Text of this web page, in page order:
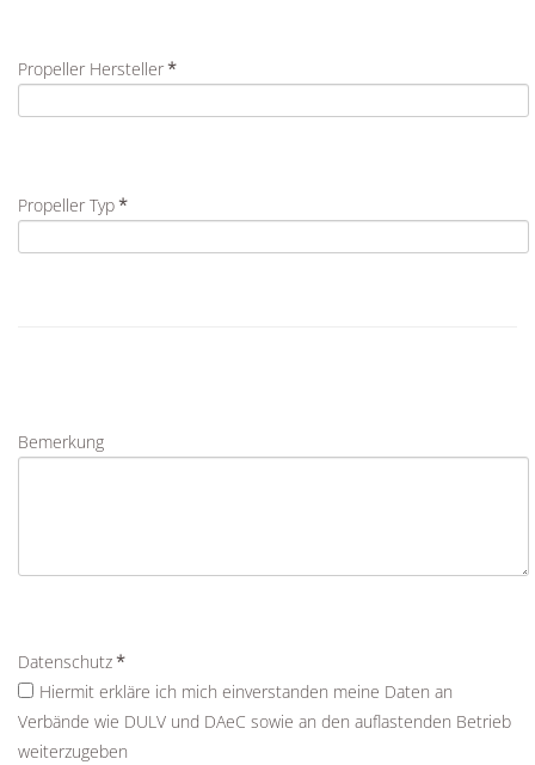
Propeller Hersteller*
Propeller Typ*
Bemerkung
Datenschutz*
Hiermit erkläre ich mich einverstanden meine Daten an
Verbände wie DULV und DAeC sowie an den auflastenden Betrieb
weiterzugeben